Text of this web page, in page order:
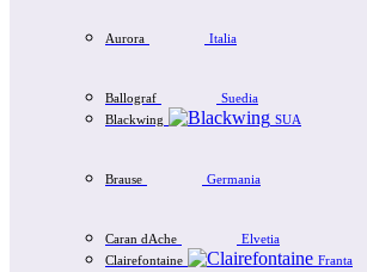
Aurora Italia
Ballograf
Suedia
Blackwing
SUA
Brause Germania
Caran dAche
Elvetia
Clairefontaine
Franta